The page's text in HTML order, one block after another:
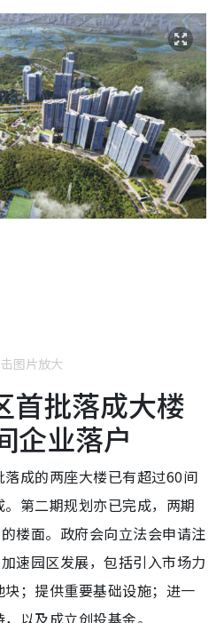
图片放大
首批落成大楼
企业落户
成的两座大楼已有超过60间
第二期规划亦已完成，两期
楼面。政府会向立法会申请注
速园区发展，包括引入市场力
；提供重要基础设施；进一
以及成立创投基金。